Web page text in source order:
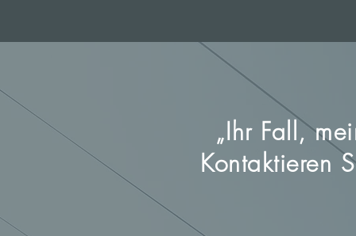
„Ihr Fall,
Kontaktieren